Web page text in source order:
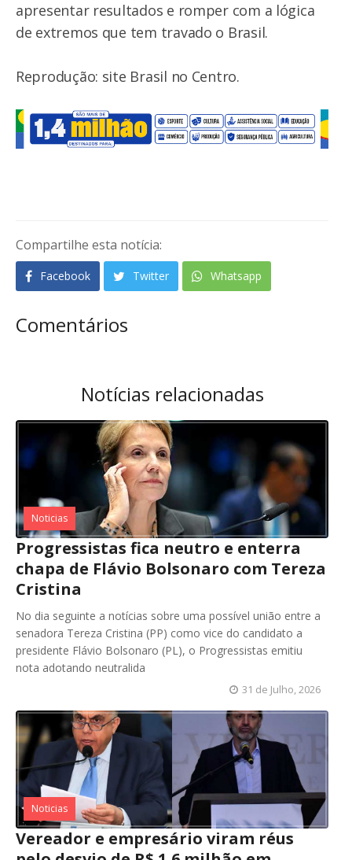
apresentar resultados e romper com a lógica
de extremos que tem travado o Brasil.
Reprodução: site Brasil no Centro.
Compartilhe esta notícia:
Facebook Twitter Whatsapp
Comentários
Notícias relacionadas
Noticias
Progressistas fica neutro e enterra
chapa de Flávio Bolsonaro com Tereza
Cristina
No dia seguinte a notícias sobre uma possível união entre a
senadora Tereza Cristina (PP) como vice do candidato a
presidente Flávio Bolsonaro (PL), o Progressistas emitiu
nota adotando neutralida
31 de Julho, 2026
Noticias
Vereador e empresário viram réus